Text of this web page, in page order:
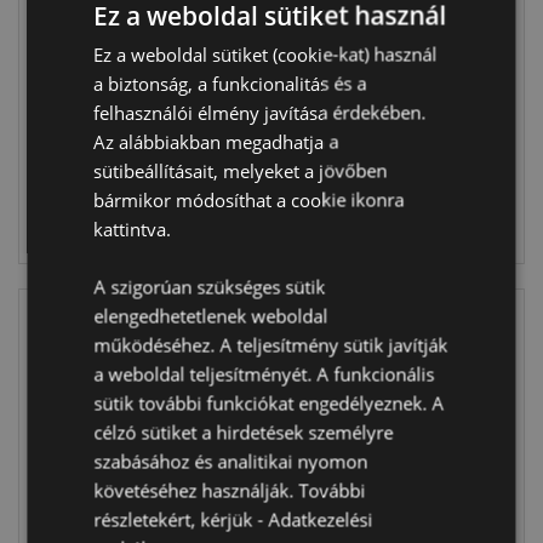
- Vadon Állatai -
ADORAMALS
BATH83
600 db
készleten
BELÉPÉS
- Tök Formájú -
BATH86
1032 db
BELÉPÉS
Formatervezett
Fürdőbomba
Ez a weboldal sütiket használ
Ez a weboldal sütiket (cookie-kat) használ
a biztonság, a funkcionalitás és a
felhasználói élmény javítása érdekében.
Az alábbiakban megadhatja a
sütibeállításait, melyeket a jövőben
bármikor módosíthat a cookie ikonra
kattintva.
A szigorúan szükséges sütik
elengedhetetlenek weboldal
működéséhez. A teljesítmény sütik javítják
a weboldal teljesítményét. A funkcionális
sütik további funkciókat engedélyeznek. A
célzó sütiket a hirdetések személyre
szabásához és analitikai nyomon
követéséhez használják. További
részletekért, kérjük -Adatkezelési